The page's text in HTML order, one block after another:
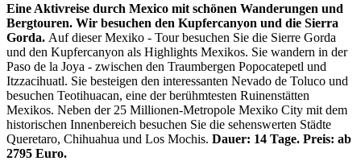
Eine Aktivreise durch Mexico mit schönen Wanderungen und
Bergtouren. Wir besuchen den Kupfercanyon und die Sierra
Gorda. Auf dieser Mexiko - Tour besuchen Sie die Sierre Gorda
und den Kupfercanyon als Highlights Mexikos. Sie wandern in der
Paso de la Joya - zwischen den Traumbergen Popocatepetl und
Itzzacihuatl. Sie besteigen den interessanten Nevado de Toluco und
besuchen Teotihuacan, eine der berühmtesten Ruinenstätten
Mexikos. Neben der 25 Millionen-Metropole Mexiko City mit dem
historischen Innenbereich besuchen Sie die sehenswerten Städte
Queretaro, Chihuahua und Los Mochis. Dauer: 14 Tage. Preis: ab
2795 Euro.